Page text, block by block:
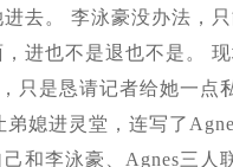
去。 李泳豪没办法，
进也不是退也不是。
只是恳请记者给她一点
弟媳进灵堂，连写了
和李泳豪、Agnes三